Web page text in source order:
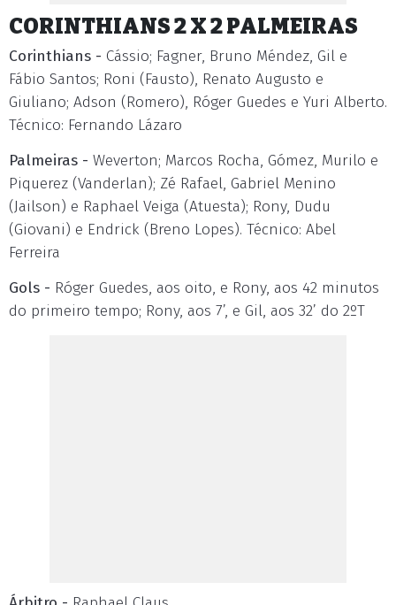
CORINTHIANS 2 X 2 PALMEIRAS
Corinthians - Cássio; Fagner, Bruno Méndez, Gil e
Fábio Santos; Roni (Fausto), Renato Augusto e
Giuliano; Adson (Romero), Róger Guedes e Yuri Alberto.
Técnico: Fernando Lázaro
Palmeiras - Weverton; Marcos Rocha, Gómez, Murilo e
Piquerez (Vanderlan); Zé Rafael, Gabriel Menino
(Jailson) e Raphael Veiga (Atuesta); Rony, Dudu
(Giovani) e Endrick (Breno Lopes). Técnico: Abel
Ferreira
Gols - Róger Guedes, aos oito, e Rony, aos 42 minutos
do primeiro tempo; Rony, aos 7’, e Gil, aos 32’ do 2ºT